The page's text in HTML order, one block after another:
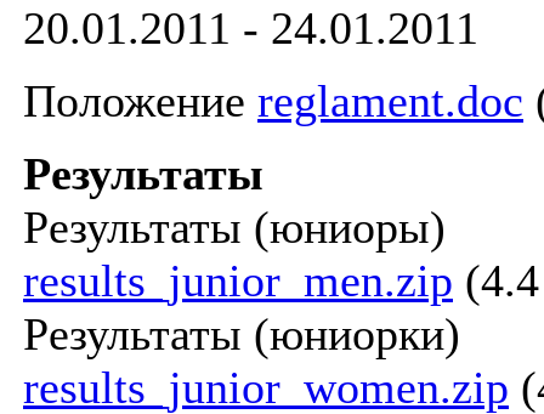
20.01.2011 - 24.01.2011
Положение reglament.doc
Результаты
Результаты (юниоры)
results_junior_men.zip
Результаты (юниорки)
results_junior_women.zip